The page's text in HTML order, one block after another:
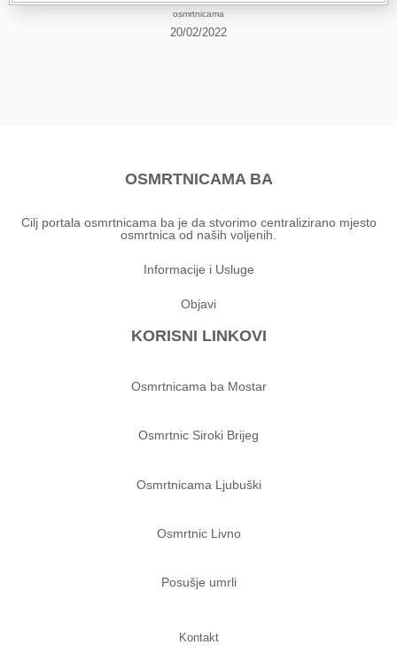
osmrtnicama
20/02/2022
OSMRTNICAMA BA
Cilj portala osmrtnicama ba je da stvorimo centralizirano mjesto
osmrtnica od naših voljenih.
Informacije i Usluge
Objavi
KORISNI LINKOVI
Osmrtnicama ba Mostar
Osmrtnic Siroki Brijeg
Osmrtnicama Ljubuški
Osmrtnic Livno
Posušje umrli
Kontakt